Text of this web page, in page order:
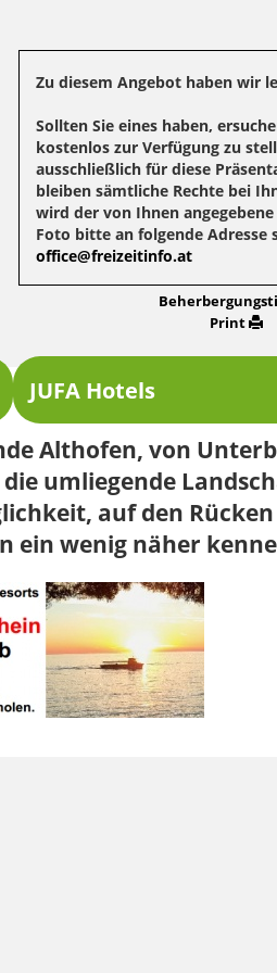
Zu diesem Angebot haben wir
Sollten Sie eines haben,
kostenlos zur Verfügung zu
ausschließlich für diese
bleiben sämtliche Rechte bei
wird der von Ihnen angegebene
Foto bitte an folgende Adresse
office@freizeitinfo.at
Print
JUFA Hotels
Althofen, von
umliegende
auf den
ein wenig näher